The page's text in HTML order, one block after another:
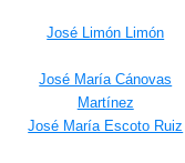
José Limón Limón
José María Cánovas
Martínez
José María Escoto Ruiz